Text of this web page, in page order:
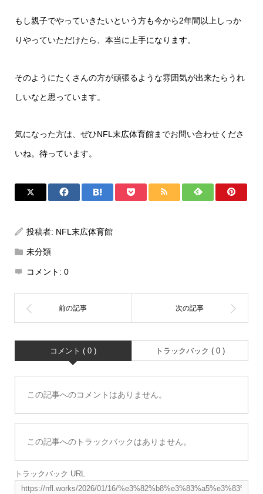
もし親子でやっていきたいという方も今から2年間以上しっか
りやっていただけたら、本当に上手になります。
そのようにたくさんの方が頑張るような雰囲気が出来たらうれ
しいなと思っています。
気になった方は、ぜひNFL末広体育館までお問い合わせくださ
いね。待っています。
投稿者: NFL末広体育館
未分類
コメント: 0
コメント ( 0 ) トラックバック ( 0 )
この記事へのコメントはありません。
この記事へのトラックバックはありません。
トラックバック URL